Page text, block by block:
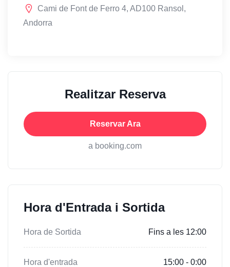
Cami de Font de Ferro 4, AD100 Ransol,
Andorra
Realitzar Reserva
Reservar Ara
a booking.com
Hora d'Entrada i Sortida
Hora de Sortida Fins a les 12:00
Hora d'entrada 15:00 - 0:00